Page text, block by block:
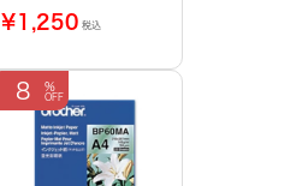
¥1,250 税込
8